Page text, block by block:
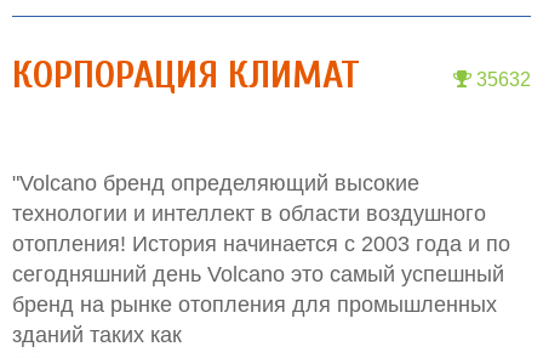
35632
КОРПОРАЦИЯ КЛИМАТ
"Volcano бренд определяющий высокие
технологии и интеллект в области воздушного
отопления! История начинается с 2003 года и по
сегодняшний день Volcano это самый успешный
бренд на рынке отопления для промышленных
зданий таких как